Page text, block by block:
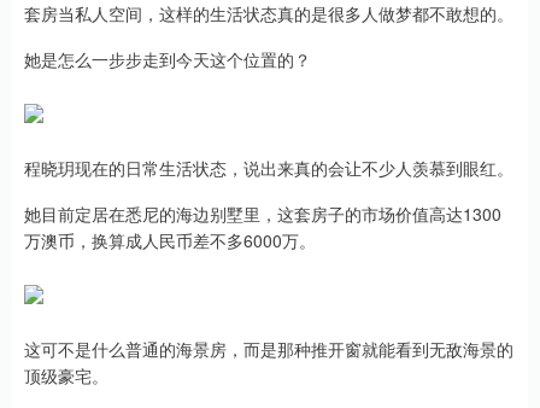
套房当私人空间，这样的生活状态真的是很多人做梦都不敢想的。
她是怎么一步步走到今天这个位置的？
程晓玥现在的日常生活状态，说出来真的会让不少人羡慕到眼红。
她目前定居在悉尼的海边别墅里，这套房子的市场价值高达1300
万澳币，换算成人民币差不多6000万。
这可不是什么普通的海景房，而是那种推开窗就能看到无敌海景的
顶级豪宅。